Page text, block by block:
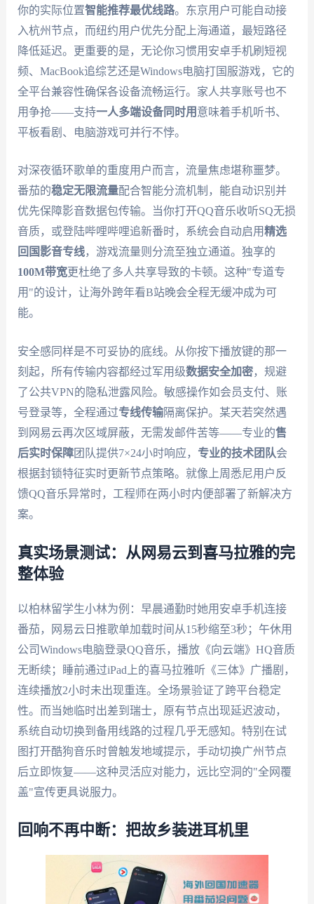
你的实际位置智能推荐最优线路。东京用户可能自动接
入杭州节点，而纽约用户优先分配上海通道，最短路径
降低延迟。更重要的是，无论你习惯用安卓手机刷短视
频、MacBook追综艺还是Windows电脑打国服游戏，它的
全平台兼容性确保各设备流畅运行。家人共享账号也不
用争抢——支持一人多端设备同时用 意味着手机听书、
平板看剧、电脑游戏可并行不悖。
对深夜循环歌单的重度用户而言，流量焦虑堪称噩梦。
番茄的稳定无限流量配合智能分流机制，能自动识别并
优先保障影音数据包传输。当你打开QQ音乐收听SQ无损
音质，或登陆哔哩哔哩追新番时，系统会自动启用精选
回国影音专线，游戏流量则分流至独立通道。独享的
100M带宽更杜绝了多人共享导致的卡顿。这种"专道专
用"的设计，让海外跨年看B站晚会全程无缓冲成为可
能。
安全感同样是不可妥协的底线。从你按下播放键的那一
刻起，所有传输内容都经过军用级数据安全加密，规避
了公共VPN的隐私泄露风险。敏感操作如会员支付、账
号登录等，全程通过专线传输隔离保护。某天若突然遇
到网易云再次区域屏蔽，无需发邮件苦等——专业的售
后实时保障团队提供7×24小时响应， 专业的技术团队会
根据封锁特征实时更新节点策略。就像上周悉尼用户反
馈QQ音乐异常时，工程师在两小时内便部署了新解决方
案。
真实场景测试：从网易云到喜马拉雅的完
整体验
以柏林留学生小林为例：早晨通勤时她用安卓手机连接
番茄，网易云日推歌单加载时间从15秒缩至3秒；午休用
公司Windows电脑登录QQ音乐，播放《向云端》HQ音质
无断续；睡前通过iPad上的喜马拉雅听《三体》广播剧，
连续播放2小时未出现重连。全场景验证了跨平台稳定
性。而当她临时出差到瑞士，原有节点出现延迟波动，
系统自动切换到备用线路的过程几乎无感知。特别在试
图打开酷狗音乐时曾触发地域提示，手动切换广州节点
后立即恢复——这种灵活应对能力，远比空洞的"全网覆
盖"宣传更具说服力。
回响不再中断：把故乡装进耳机里